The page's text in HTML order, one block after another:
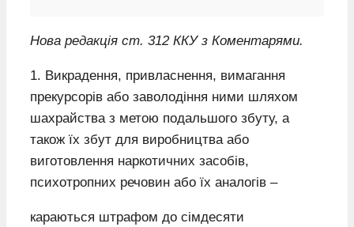
Нова редакція ст. 312 ККУ з Коментарями.
1. Викрадення, привласнення, вимагання
прекурсорів або заволодіння ними шляхом
шахрайства з метою подальшого збуту, а
також їх збут для виробництва або
виготовлення наркотичних засобів,
психотропних речовин або їх аналогів –
караються штрафом до сімдесяти